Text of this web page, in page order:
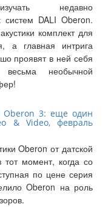
недавно
систем DALI Oberon.
комплект для
а главная интрига
проявят в ней себя
необычной
Oberon 3: еще один
& Video, февраль
Oberon от датской
момент, когда со
по цене серия
Oberon на роль